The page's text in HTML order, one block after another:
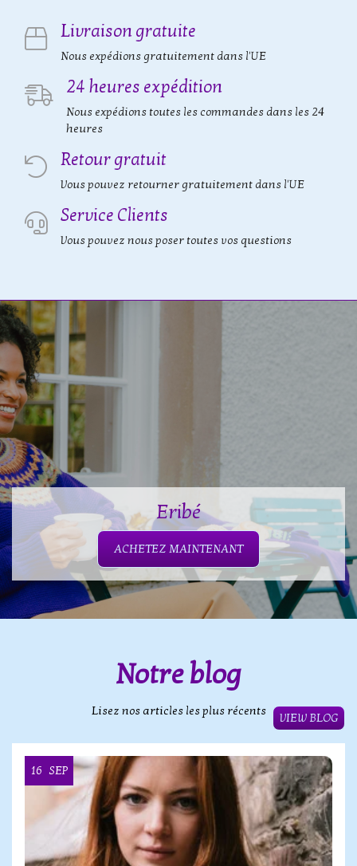
Livraison gratuite
Nous expédions gratuitement dans l'UE
24 heures expédition
Nous expédions toutes les commandes dans les 24
heures
Retour gratuit
Vous pouvez retourner gratuitement dans l'UE
Service Clients
Vous pouvez nous poser toutes vos questions
Eribé
ACHETEZ MAINTENANT
Notre blog
Lisez nos articles les plus récents
VIEW BLOG
16 SEP